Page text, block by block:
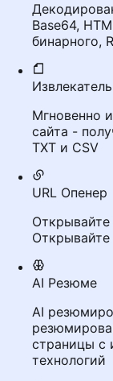
Base64,
бинарного,
Мгновенно
сайта -
TXT и CSV
URL Опенер
Открывайте
AI Резюме
AI
страницы с
технологий